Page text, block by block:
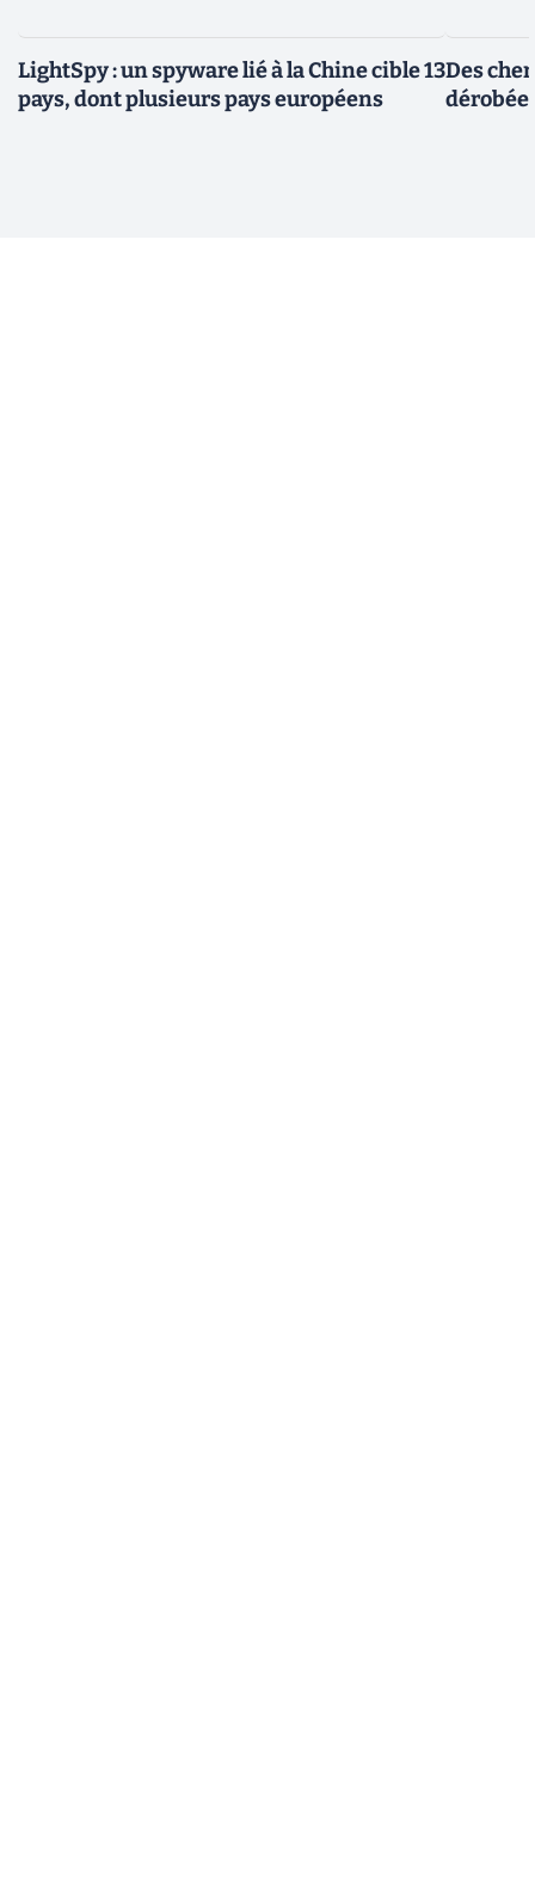
LightSpy : un spyware lié à la Chine cible 13
pays, dont plusieurs pays européens
Des